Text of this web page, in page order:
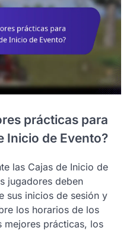
prácticas para
Inicio de Evento?
las Cajas de Inicio de
jugadores deben
sus inicios de sesión y
los horarios de los
mejores prácticas, los